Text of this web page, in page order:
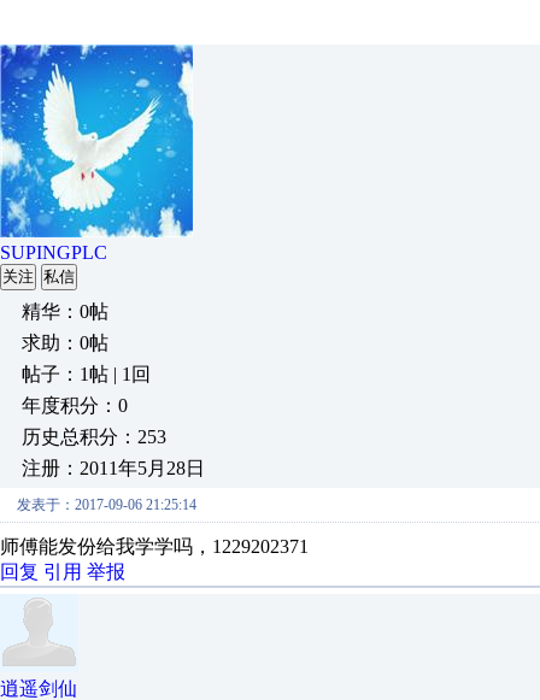
SUPINGPLC
关注 私信
精华：0帖
求助：0帖
帖子：1帖 | 1回
年度积分：0
历史总积分：253
注册：2011年5月28日
发表于：2017-09-06 21:25:14
师傅能发份给我学学吗，1229202371
回复 引用 举报
逍遥剑仙